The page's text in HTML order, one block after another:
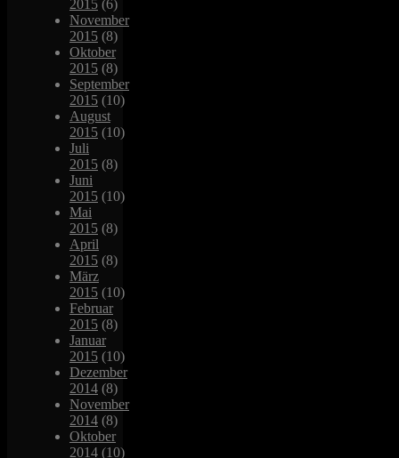
2015 (6)
November
2015 (8)
Oktober
2015 (8)
September
2015 (10)
August
2015 (10)
Juli
2015 (8)
Juni
2015 (10)
Mai
2015 (8)
April
2015 (8)
März
2015 (10)
Februar
2015 (8)
Januar
2015 (10)
Dezember
2014 (8)
November
2014 (8)
Oktober
2014 (10)